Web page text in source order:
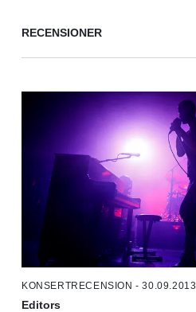
RECENSIONER
KONSERTRECENSION - 30.09.2013
Editors